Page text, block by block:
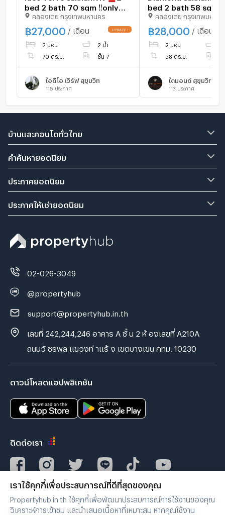
bed 2 bath 70 sqm ‼️only
27000/month ‼️Best
price🔆✅
คลองเตย กรุงเทพมหานคร
฿27,000 / เดือน
2 นอน 2 น้ำ
70 ตร.ม. ชั้น 7
ไอดีโอ เวิร์ฟ สุขุมวิท
115 ประกาศ
bed 2 bath 58 sqm ‼️
28000/month
AVAILABLE 🔆✅
คลองเตย กรุงเทพมหาน
฿28,000 / เดือน
2 นอน
58 ตร.ม.
ไดมอนด์ สุขุมวิท
113 ประกาศ
บ้านและคอนโดทั่วไทย
คำค้นหายอดนิยม
ประกาศยอดนิยม
ประกาศให้เช่ายอดนิยม
02-026-3049
@propertyhub
support@propertyhub.in.th
เลขที่ 242,244,246 อาคาร A ชั้ น 2 ห้ องเลขที่ A210A
ถนนวั ชรพล แขวงท่ าแร้ ง เขตบางเขน กทม. 10230
ดาวน์โหลดแอปพลิเคชัน
ติดต่อเรา
เราใช้คุกกี้เพื่อประสบการณ์ที่ดีที่สุดของคุณ
Propertyhub.in.th ใช้คุกกี้เพื่อพัฒนาประสบการณ์การใช้งานของคุณ
วิเคราะห์การเข้าชม และนำเสนอเนื้อหาที่เหมาะสม หากคุณใช้งาน